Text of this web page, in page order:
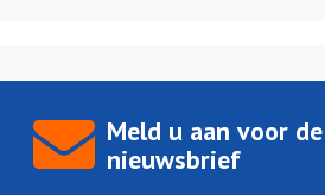
Meld u aan voor de
nieuwsbrief